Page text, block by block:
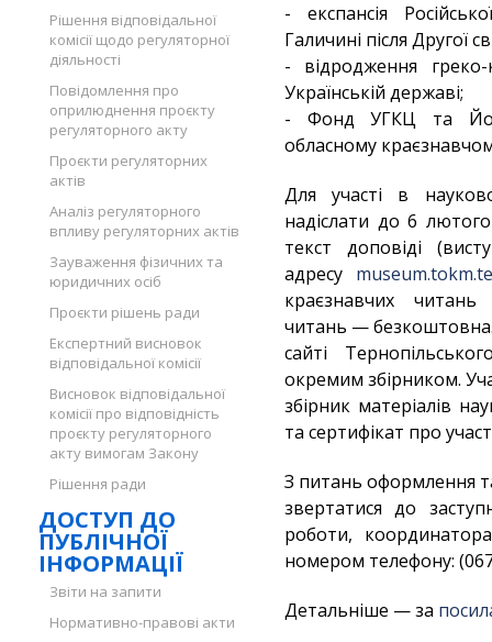
Рішення відповідальної
комісії щодо регуляторної
діяльності
Повідомлення про
оприлюднення проєкту
регуляторного акту
Проєкти регуляторних
актів
Аналіз регуляторного
впливу регуляторних актів
Зауваження фізичних та
юридичних осіб
Проєкти рішень ради
Експертний висновок
відповідальної комісії
Висновок відповідальної
комісії про відповідність
проєкту регуляторного
акту вимогам Закону
Рішення ради
ДОСТУП ДО
ПУБЛІЧНОЇ
ІНФОРМАЦІЇ
Звіти на запити
Нормативно-правові акти
- експансія
Галичині після Другої
- відродження
Українській державі;
- Фонд УГКЦ та
обласному
Для участі в
надіслати до 6
текст доповіді
адресу
краєзнавчих
читань —
сайті
окремим збірником.
збірник матеріалів
та сертифікат про
З питань оформлення
звертатися до
роботи,
номером телефону:
Детальніше — за